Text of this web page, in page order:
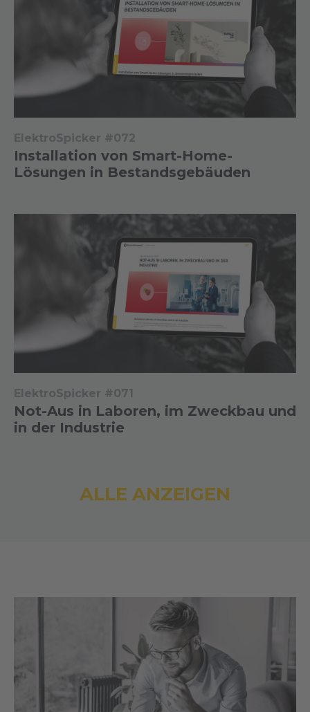
ElektroSpicker #072
Installation von Smart-Home-
Lösungen in Bestandsgebäuden
ElektroSpicker #071
Not-Aus in Laboren, im Zweckbau und
in der Industrie
ALLE ANZEIGEN